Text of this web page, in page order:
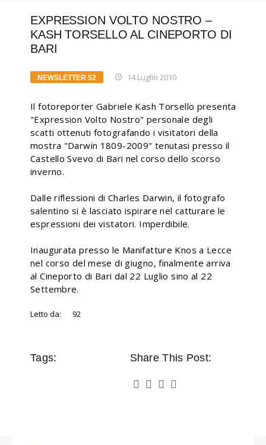
EXPRESSION VOLTO NOSTRO –
KASH TORSELLO AL CINEPORTO DI
BARI
NEWSLETTER 52 14 Luglio 2010
Il fotoreporter Gabriele Kash Torsello presenta
"Expression Volto Nostro" personale degli
scatti ottenuti fotografando i visitatori della
mostra "Darwin 1809-2009" tenutasi presso il
Castello Svevo di Bari nel corso dello scorso
inverno.
Dalle riflessioni di Charles Darwin, il fotografo
salentino si è lasciato ispirare nel catturare le
espressioni dei vistatori. Imperdibile.
Inaugurata presso le Manifatture Knos a Lecce
nel corso del mese di giugno, finalmente arriva
al Cineporto di Bari dal 22 Luglio sino al 22
Settembre.
Letto da: 92
Tags: Share This Post: